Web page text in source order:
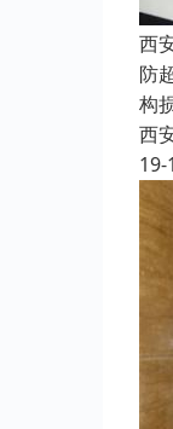
西
防
构
西
19-